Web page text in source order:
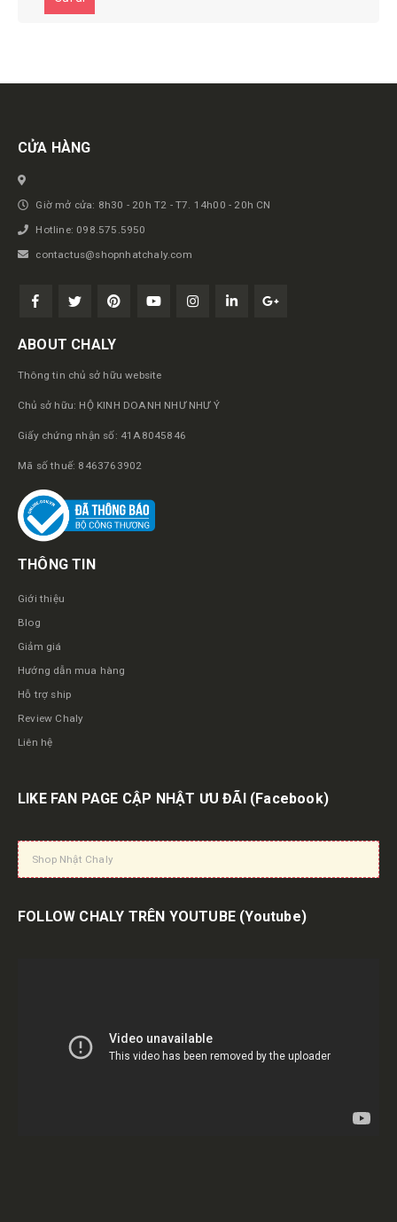
Get in touch
CỬA HÀNG
Giờ mở cửa: 8h30 - 20h T2 - T7. 14h00 - 20h CN
Hotline: 098.575.5950
contactus@shopnhatchaly.com
ABOUT CHALY
Thông tin chủ sở hữu website
Chủ sở hữu: HỘ KINH DOANH NHƯ NHƯ Ý
Giấy chứng nhận số: 41A8045846
Mã số thuế: 8463763902
THÔNG TIN
Giới thiệu
Blog
Giảm giá
Hướng dẫn mua hàng
Hỗ trợ ship
Review Chaly
Liên hệ
LIKE FAN PAGE CẬP NHẬT ƯU ĐÃI (Facebook)
Shop Nhật Chaly
FOLLOW CHALY TRÊN YOUTUBE (Youtube)